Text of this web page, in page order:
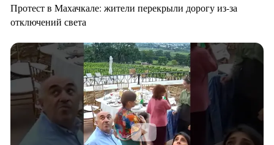
Протест в Махачкале: жители перекрыли дорогу из-за
отключений света